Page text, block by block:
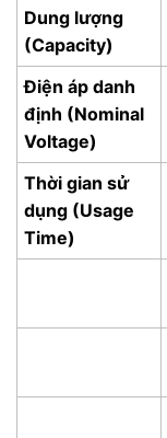
Dung lượng
(Capacity)
Điện áp danh
định (Nominal
Voltage)
Thời gian sử
dụng (Usage
Time)